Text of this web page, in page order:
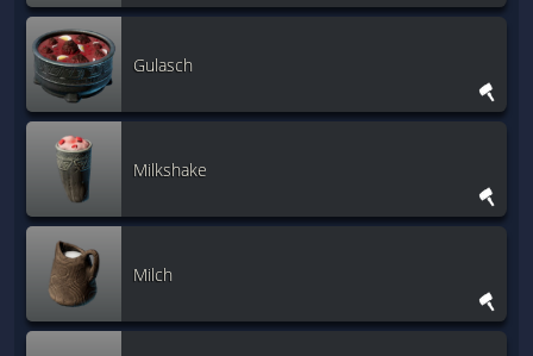
Gulasch
Milkshake
Milch